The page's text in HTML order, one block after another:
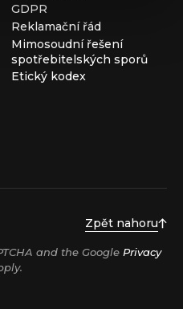
GDPR
Reklamační řád
Mimosoudní řešení
spotřebitelských sporů
Etický kodex
Zpět nahoru
and the Google Privacy